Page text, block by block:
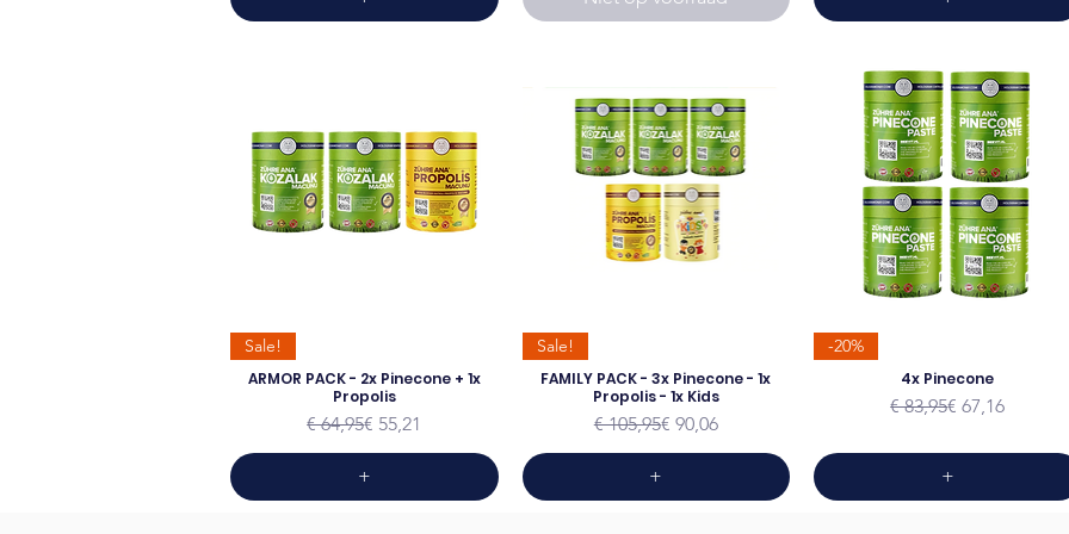
Sale!
ARMOR PACK - 2x Pinecone + 1x
Propolis
Normale prijs
€ 64,95Verkoopprijs
€ 55,21
+
Sale!
FAMILY PACK - 3x Pinecone - 1x
Propolis - 1x Kids
Normale prijs
€ 105,95Verkoopprijs
€ 90,06
+
-20%
4x Pinecone
Normale prijs
€ 83,95Verkoopprijs
€ 67,16
+